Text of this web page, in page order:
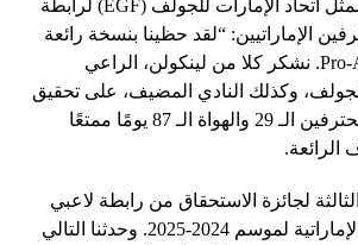
وقال كيرين برات، ممثل اتحاد الإمارات للجولف (EGF) لرابطة
الإماراتيين: “لقد حظينا بنسخة رائعة
أخرى من بطولة Pro-Am. نشكر كلا من لينكولن، الراعي
وكذلك النادي المضيف، على تحقيق
ذلك. قضى جميع المحترفين الـ 29 والهواة الـ 87 يومًا ممتعًا
الرائعة.
لجائزة الاستحقاق من رابطة لاعبي
الجولف المحترفين الإماراتية لموسم 2024-2025. وحدثنا التالي